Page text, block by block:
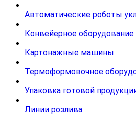
Автоматические роботы
Конвейерное оборудование
Картонажные машины
Термоформовочное
Упаковка готовой
Линии розлива